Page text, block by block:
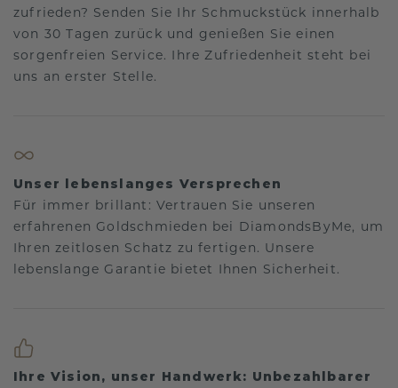
zufrieden? Senden Sie Ihr Schmuckstück innerhalb
von 30 Tagen zurück und genießen Sie einen
sorgenfreien Service. Ihre Zufriedenheit steht bei
uns an erster Stelle.
Unser lebenslanges Versprechen
Für immer brillant: Vertrauen Sie unseren
erfahrenen Goldschmieden bei DiamondsByMe, um
Ihren zeitlosen Schatz zu fertigen. Unsere
lebenslange Garantie bietet Ihnen Sicherheit.
Ihre Vision, unser Handwerk: Unbezahlbarer